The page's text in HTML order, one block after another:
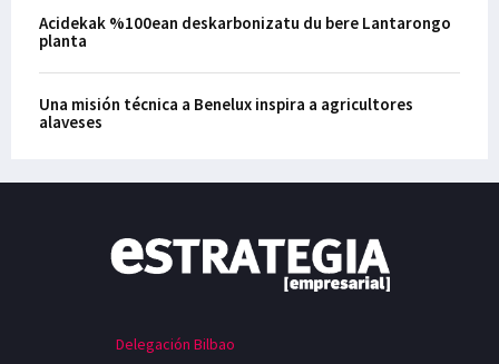
Acidekak %100ean deskarbonizatu du bere Lantarongo
planta
Una misión técnica a Benelux inspira a agricultores
alaveses
Delegación Bilbao